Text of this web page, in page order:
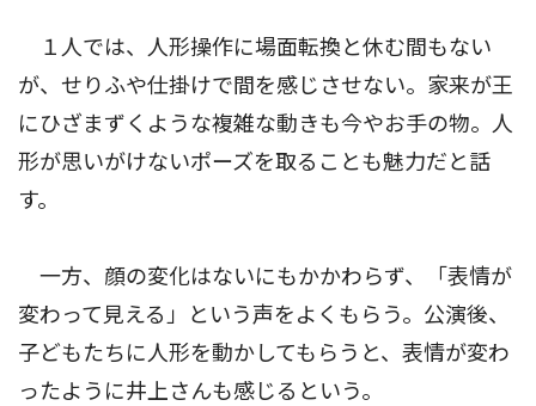
１人では、人形操作に場面転換と休む間もない
が、せりふや仕掛けで間を感じさせない。家来が王
にひざまずくような複雑な動きも今やお手の物。人
形が思いがけないポーズを取ることも魅力だと話
す。
一方、顔の変化はないにもかかわらず、「表情が
変わって見える」という声をよくもらう。公演後、
子どもたちに人形を動かしてもらうと、表情が変わ
ったように井上さんも感じるという。